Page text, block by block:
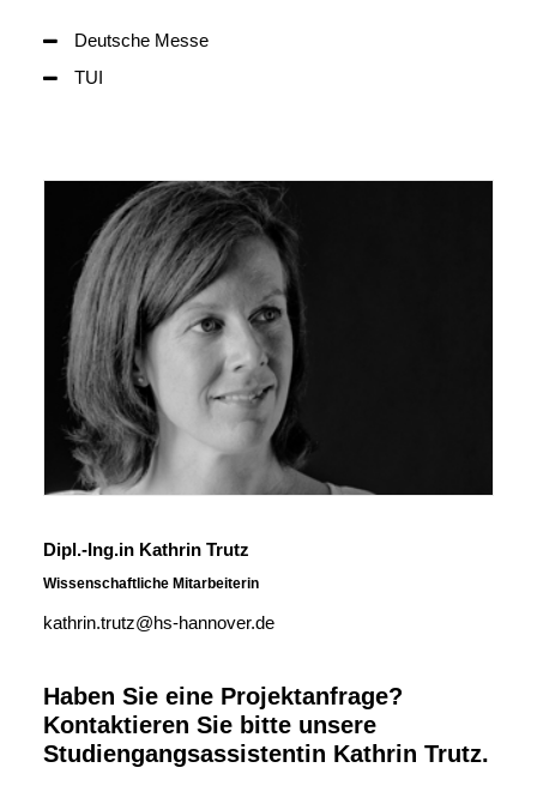
Deutsche Messe
TUI
Dipl.-Ing.in Kathrin Trutz
Wissenschaftliche Mitarbeiterin
kathrin.trutz@hs-hannover.de
Haben Sie eine Projektanfrage?
Kontaktieren Sie bitte unsere
Studiengangsassistentin Kathrin Trutz.